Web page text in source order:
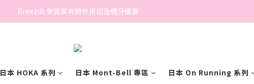
香港地區滿$500免費送貨 (離島區及偏遠地區除外)
BreeziB 會員享有額外折扣及積分優惠
日本 HOKA 系列 日本 Mont-Bell 專區 日本 On Running 系列